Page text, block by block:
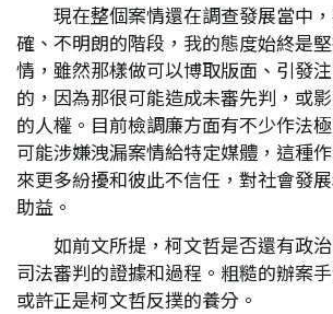
現在整個案情還在調查發展當中
確、不明朗的階段，我的態度始終是
情，雖然那樣做可以博取版面、引發
的，因為那很可能造成未審先判，或
的人權。目前檢調廉方面有不少作法
可能涉嫌洩漏案情給特定媒體，這種
來更多紛擾和彼此不信任，對社會發
助益。
如前文所提，柯文哲是否還有政
司法審判的證據和過程。粗糙的辦案
或許正是柯文哲反撲的養分。